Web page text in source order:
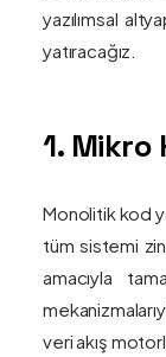
yazılımsal
yatıracağız.
1. Mikro
Monolitik kod
tüm sistemi
amacıyla
veri akış